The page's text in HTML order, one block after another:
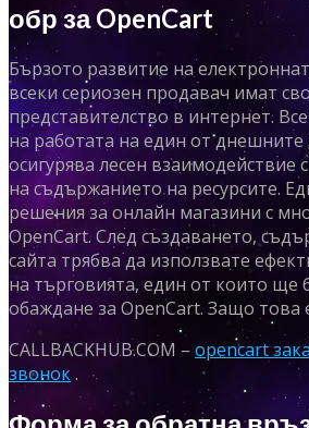
обр за OpenCart
Бързото развитие на
всеки сериозен продавач имат
представителство в интернет.
на работата на един от днешните
осигурява лесен взаимодействие
на съдържанието на ресурсите.
решения за онлайн магазини с
OpenCart. След създаването,
сайта трябва да използвате
на търговията, един от които ще
обаждане за OpenCart. Защо това
CALLBACKHUB.COM – opencart
звонок.